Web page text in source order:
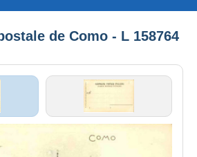
de Como - L 158764